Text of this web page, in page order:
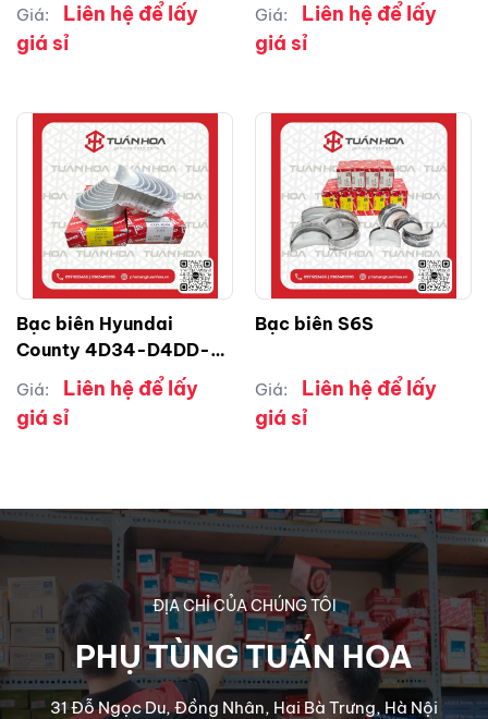
Giá:
Liên hệ để lấy
giá sỉ
Giá:
Liên hệ để lấy
giá sỉ
Bạc biên Hyundai
County 4D34-D4DD-
D4DB
Giá:
Liên hệ để lấy
giá sỉ
Bạc biên S6S
Giá:
Liên hệ để lấy
giá sỉ
ĐỊA CHỈ CỦA CHÚNG TÔI
PHỤ TÙNG TUẤN HOA
31 Đỗ Ngọc Du, Đồng Nhân, Hai Bà Trưng, Hà Nội